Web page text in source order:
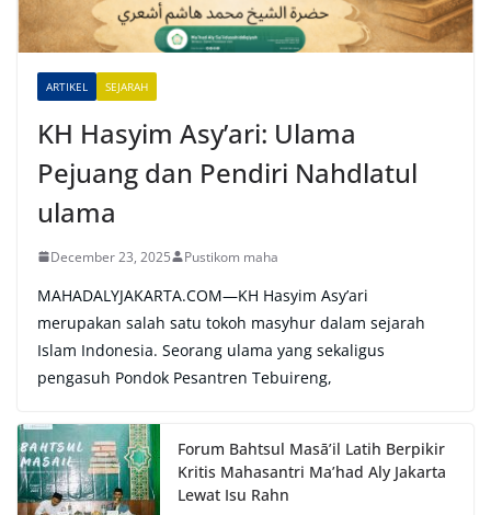
v
ARTIKEL SEJARAH
KH Hasyim Asy’ari: Ulama
Pejuang dan Pendiri Nahdlatul
ulama
December 23, 2025 Pustikom maha
MAHADALYJAKARTA.COM—KH Hasyim Asy’ari
merupakan salah satu tokoh masyhur dalam sejarah
Islam Indonesia. Seorang ulama yang sekaligus
pengasuh Pondok Pesantren Tebuireng,
Forum Bahtsul Masā’il Latih Berpikir
Kritis Mahasantri Ma’had Aly Jakarta
Lewat Isu Rahn